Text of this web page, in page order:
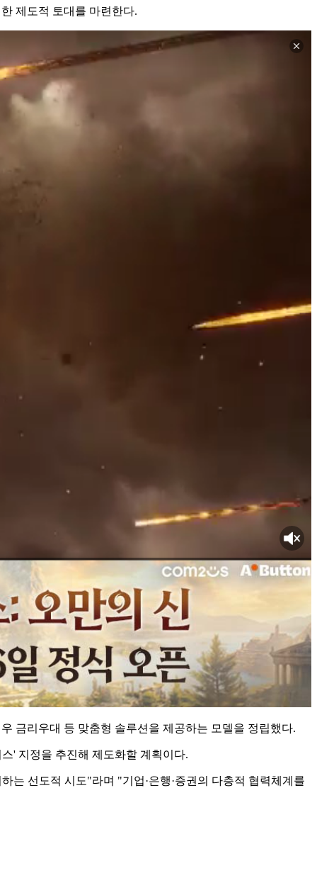
제도적 토대를 마련한다.
금리우대 등 맞춤형 솔루션을 제공하는 모델을 정립했다.
' 지정을 추진해 제도화할 계획이다.
는 선도적 시도"라며 "기업·은행·증권의 다층적 협력체계를